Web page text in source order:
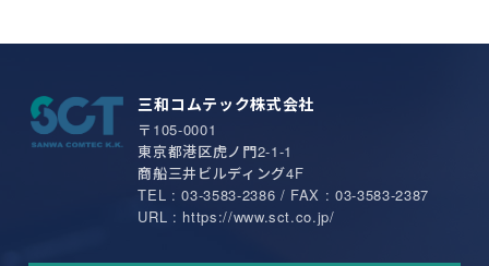
三和コムテック株式会社
〒105-0001
東京都港区虎ノ門2-1-1
商船三井ビルディング4F
TEL : 03-3583-2386 / FAX : 03-3583-2387
URL : https://www.sct.co.jp/